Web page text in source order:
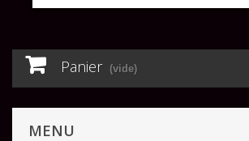
Panier (vide)
MENU